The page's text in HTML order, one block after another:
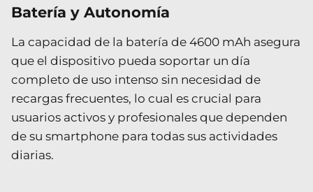
Batería y Autonomía
La capacidad de la batería de 4600 mAh asegura
que el dispositivo pueda soportar un día
completo de uso intenso sin necesidad de
recargas frecuentes, lo cual es crucial para
usuarios activos y profesionales que dependen
de su smartphone para todas sus actividades
diarias.